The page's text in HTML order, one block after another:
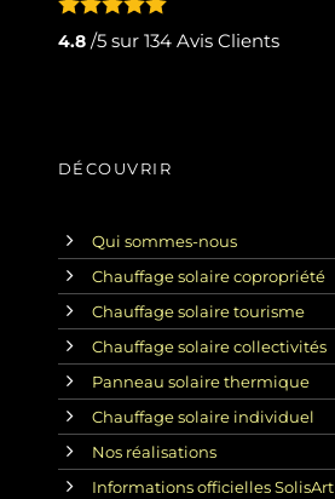
4.8/5 sur 134Avis Clients
DÉCOUVRIR
Qui sommes-nous
Chauffage solaire copropriété
Chauffage solaire tourisme
Chauffage solaire collectivités
Panneau solaire thermique
Chauffage solaire individuel
Nos réalisations
Informations officielles SolisArt